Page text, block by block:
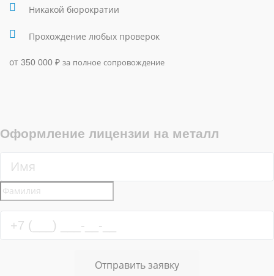
Никакой бюрократии
Прохождение любых проверок
от 350 000 ₽ за полное сопровождение
Оформление лицензии на металл
Отправить заявку